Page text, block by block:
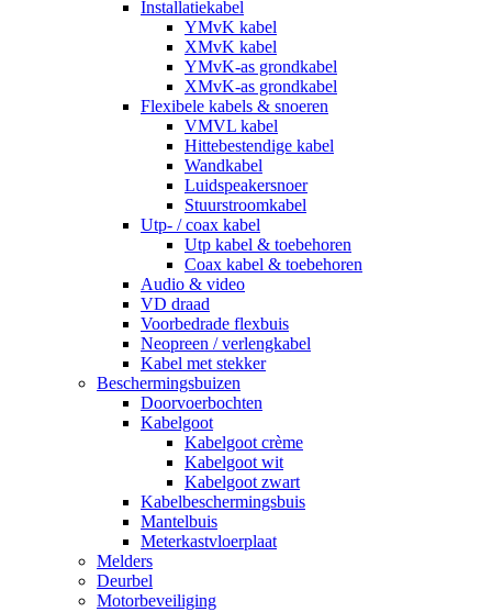
Installatiekabel
YMvK kabel
XMvK kabel
YMvK-as grondkabel
XMvK-as grondkabel
Flexibele kabels & snoeren
VMVL kabel
Hittebestendige kabel
Wandkabel
Luidspeakersnoer
Stuurstroomkabel
Utp- / coax kabel
Utp kabel & toebehoren
Coax kabel & toebehoren
Audio & video
VD draad
Voorbedrade flexbuis
Neopreen / verlengkabel
Kabel met stekker
Beschermingsbuizen
Doorvoerbochten
Kabelgoot
Kabelgoot crème
Kabelgoot wit
Kabelgoot zwart
Kabelbeschermingsbuis
Mantelbuis
Meterkastvloerplaat
Melders
Deurbel
Motorbeveiliging